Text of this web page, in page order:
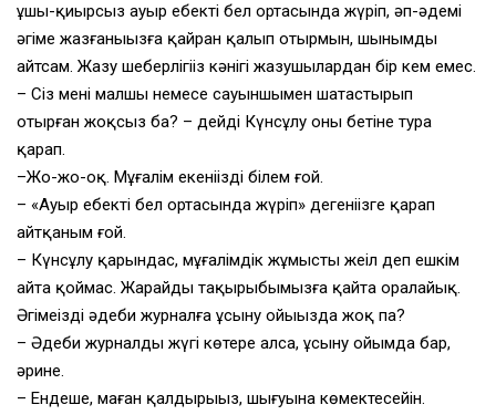
ұшы-қиырсыз ауыр еңбектің бел ортасында жүріп, әп-әдемі
әңгіме жазғаныңызға қайран қалып отырмын, шынымды
айтсам. Жазу шеберлігіңіз кәнігі жазушылардан бір кем емес.
– Сіз мені малшы немесе сауыншымен шатастырып
отырған жоқсыз ба? – дейді Күнсұлу оның бетіне тура
қарап.
–Жо-жо-оқ. Мұғалім екеніңізді білем ғой.
– «Ауыр еңбектің бел ортасында жүріп» дегеніңізге қарап
айтқаным ғой.
– Күнсұлу қарындас, мұғалімдік жұмысты жеңіл деп ешкім
айта қоймас. Жарайды тақырыбымызға қайта оралайық.
Әңгімеңізді әдеби журналға ұсыну ойыңызда жоқ па?
– Әдеби журналдың жүгі көтере алса, ұсыну ойымда бар,
әрине.
– Ендеше, маған қалдырыңыз, шығуына көмектесейін.